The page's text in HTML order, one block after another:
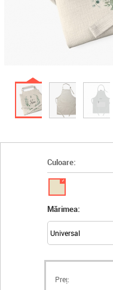
Culoare:
✓
Mărimea:
Preț: